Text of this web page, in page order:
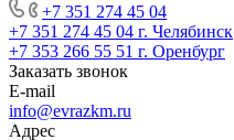
+7 351 274 45 04
+7 351 274 45 04 г. Челябинск
+7 353 266 55 51 г. Оренбург
Заказать звонок
E-mail
info@evrazkm.ru
Адрес